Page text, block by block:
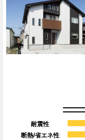
耐震性
断熱/省エネ性